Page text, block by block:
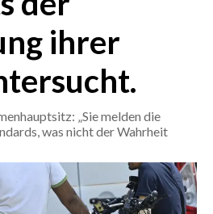
ihrer
„Sie melden die
was nicht der Wahrheit